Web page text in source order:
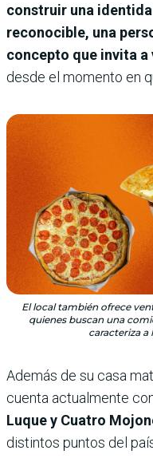
construir una
reconocible, una
concepto que invita
desde el momento en
El local también ofrece
quienes buscan una
caracteriza a
Además de su casa
cuenta actualmente
Luque y Cuatro
distintos puntos del